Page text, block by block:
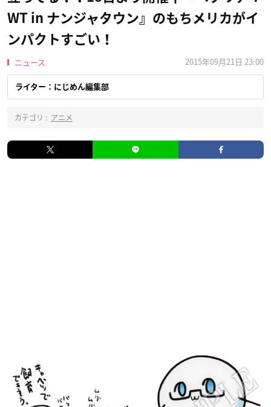
WT in ナンジャタウン』のもちメリカがイ
ンパクトすごい！
ニュース 2015年09月21日 23:00
ライター：にじめん編集部
カテゴリ : アニメ